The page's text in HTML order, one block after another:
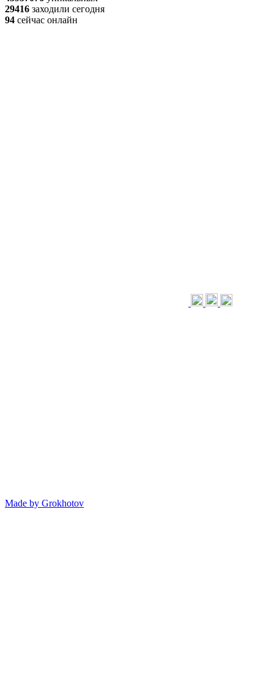
29416 заходили сегодня
94 сейчас онлайн
Made by Grokhotov